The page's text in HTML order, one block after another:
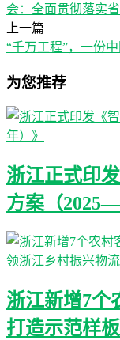
会：全面贯彻落实
上一篇
“千万工程”，一份
为您推荐
浙江正式印
方案（
浙江新增7个
打造示范样